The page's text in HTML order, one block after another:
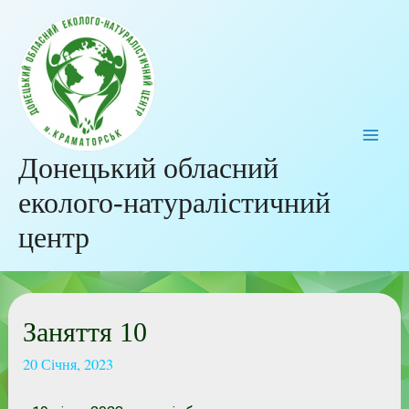
Донецький обласний
еколого-натуралістичний
центр
Заняття 10
20 Січня, 2023